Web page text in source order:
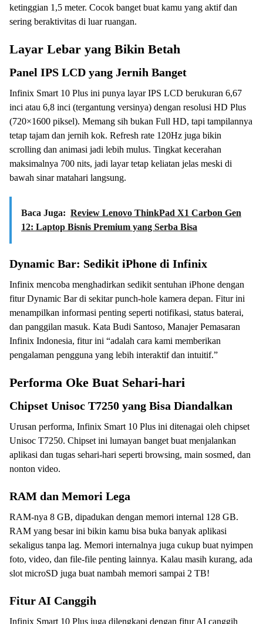
ketinggian 1,5 meter. Cocok banget buat kamu yang aktif dan
sering beraktivitas di luar ruangan.
Layar Lebar yang Bikin Betah
Panel IPS LCD yang Jernih Banget
Infinix Smart 10 Plus ini punya layar IPS LCD berukuran 6,67
inci atau 6,8 inci (tergantung versinya) dengan resolusi HD Plus
(720×1600 piksel). Memang sih bukan Full HD, tapi tampilannya
tetap tajam dan jernih kok. Refresh rate 120Hz juga bikin
scrolling dan animasi jadi lebih mulus. Tingkat kecerahan
maksimalnya 700 nits, jadi layar tetap keliatan jelas meski di
bawah sinar matahari langsung.
Baca Juga: Review Lenovo ThinkPad X1 Carbon Gen
12: Laptop Bisnis Premium yang Serba Bisa
Dynamic Bar: Sedikit iPhone di Infinix
Infinix mencoba menghadirkan sedikit sentuhan iPhone dengan
fitur Dynamic Bar di sekitar punch-hole kamera depan. Fitur ini
menampilkan informasi penting seperti notifikasi, status baterai,
dan panggilan masuk. Kata Budi Santoso, Manajer Pemasaran
Infinix Indonesia, fitur ini “adalah cara kami memberikan
pengalaman pengguna yang lebih interaktif dan intuitif.”
Performa Oke Buat Sehari-hari
Chipset Unisoc T7250 yang Bisa Diandalkan
Urusan performa, Infinix Smart 10 Plus ini ditenagai oleh chipset
Unisoc T7250. Chipset ini lumayan banget buat menjalankan
aplikasi dan tugas sehari-hari seperti browsing, main sosmed, dan
nonton video.
RAM dan Memori Lega
RAM-nya 8 GB, dipadukan dengan memori internal 128 GB.
RAM yang besar ini bikin kamu bisa buka banyak aplikasi
sekaligus tanpa lag. Memori internalnya juga cukup buat nyimpen
foto, video, dan file-file penting lainnya. Kalau masih kurang, ada
slot microSD juga buat nambah memori sampai 2 TB!
Fitur AI Canggih
Infinix Smart 10 Plus juga dilengkapi dengan fitur AI canggih